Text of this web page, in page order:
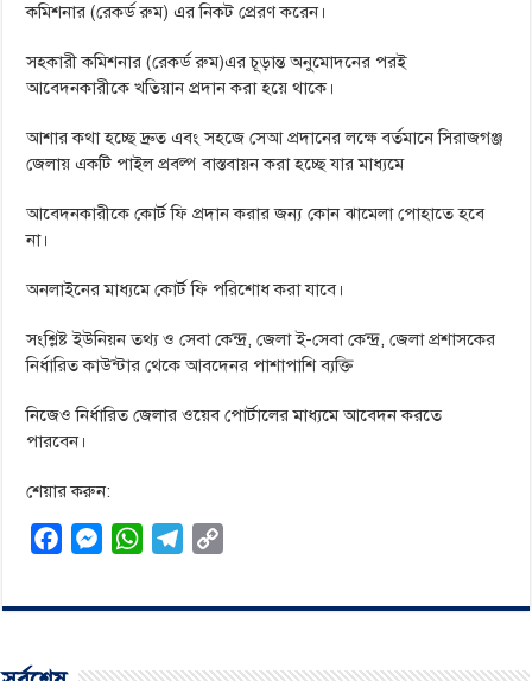
কমিশনার (রেকর্ড রুম) এর নিকট প্রেরণ করেন।
সহকারী কমিশনার (রেকর্ড রুম)এর চূড়ান্ত অনুমোদনের পরই
আবেদনকারীকে খতিয়ান প্রদান করা হয়ে থাকে।
আশার কথা হচ্ছে দ্রুত এবং সহজে সেআ প্রদানের লক্ষে বর্তমানে সিরাজগঞ্জ
জেলায় একটি পাইল প্রবল্প বাস্তবায়ন করা হচ্ছে যার মাধ্যমে
আবেদনকারীকে কোর্ট ফি প্রদান করার জন্য কোন ঝামেলা পোহাতে হবে
না।
অনলাইনের মাধ্যমে কোর্ট ফি পরিশোধ করা যাবে।
সংশ্লিষ্ট ইউনিয়ন তথ্য ও সেবা কেন্দ্র, জেলা ই-সেবা কেন্দ্র, জেলা প্রশাসকের
নির্ধারিত কাউন্টার থেকে আবদেনর পাশাপাশি ব্যক্তি
নিজেও নির্ধারিত জেলার ওয়েব পোর্টালের মাধ্যমে আবেদন করতে
পারবেন।
শেয়ার করুন:
c
M
s
W
a
l
p